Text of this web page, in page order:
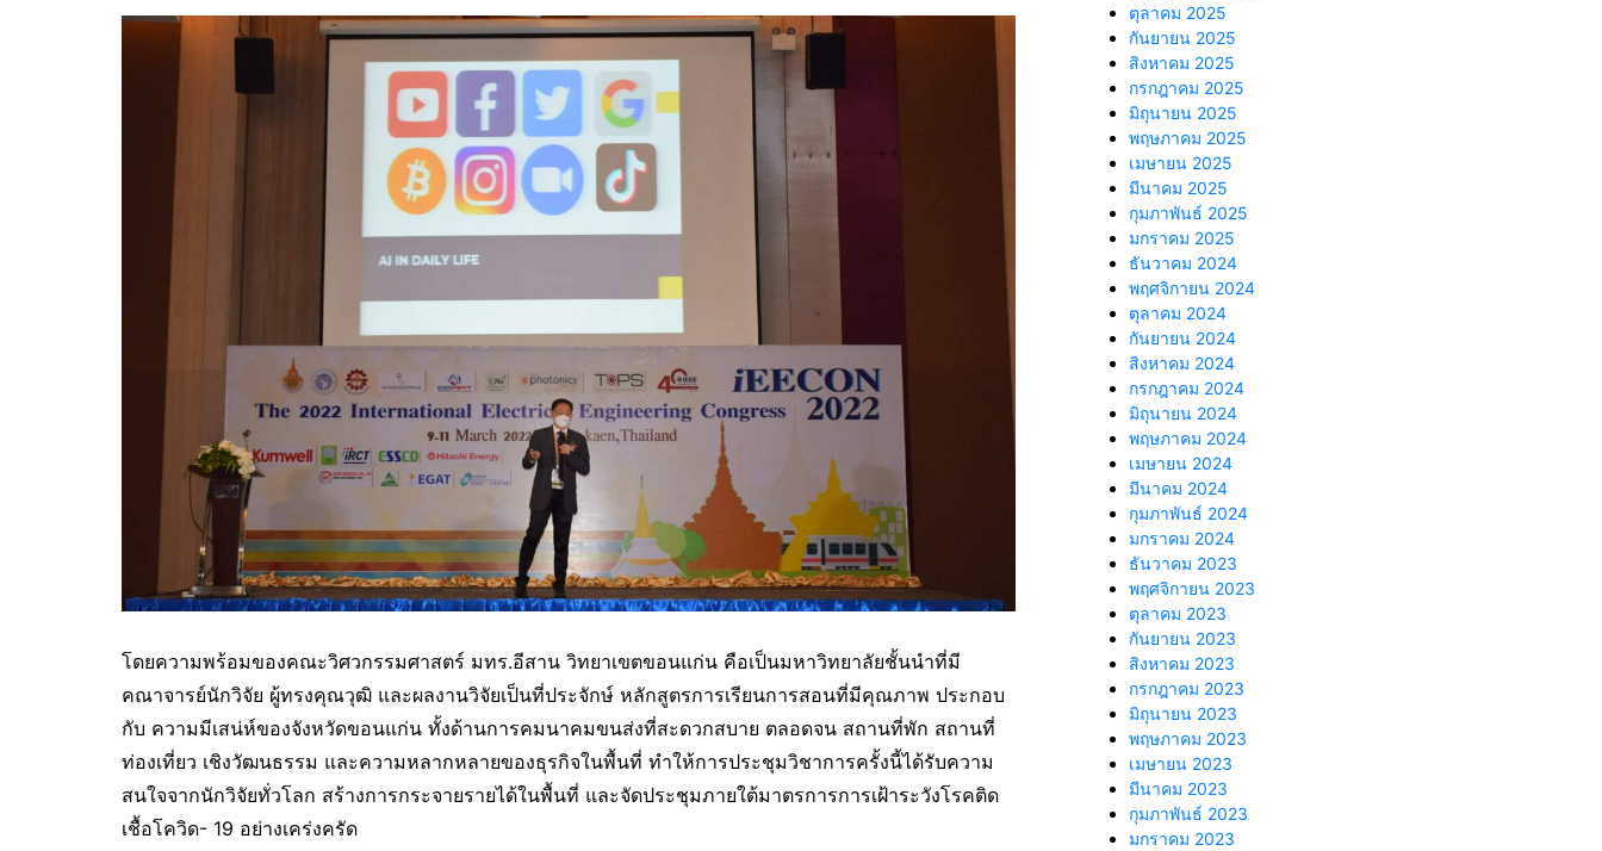
โดยความพร้อมของคณะวิศวกรรมศาสตร์ มทร.อีสาน วิทยาเขตขอนแก่น คือเป็นมหาวิทยาลัยชั้นนำที่มี
คณาจารย์นักวิจัย ผู้ทรงคุณวุฒิ และผลงานวิจัยเป็นที่ประจักษ์ หลักสูตรการเรียนการสอนที่มีคุณภาพ ประกอบ
กับ ความมีเสน่ห์ของจังหวัดขอนแก่น ทั้งด้านการคมนาคมขนส่งที่สะดวกสบาย ตลอดจน สถานที่พัก สถานที่
ท่องเที่ยว เชิงวัฒนธรรม และความหลากหลายของธุรกิจในพื้นที่ ทำให้การประชุมวิชาการครั้งนี้ได้รับความ
สนใจจากนักวิจัยทั่วโลก สร้างการกระจายรายได้ในพื้นที่ และจัดประชุมภายใต้มาตรการการเฝ้าระวังโรคติด
เชื้อโควิด- 19 อย่างเคร่งครัด
ตุลาคม 2025
กันยายน 2025
สิงหาคม 2025
กรกฎาคม 2025
มิถุนายน 2025
พฤษภาคม 2025
เมษายน 2025
มีนาคม 2025
กุมภาพันธ์ 2025
มกราคม 2025
ธันวาคม 2024
พฤศจิกายน 2024
ตุลาคม 2024
กันยายน 2024
สิงหาคม 2024
กรกฎาคม 2024
มิถุนายน 2024
พฤษภาคม 2024
เมษายน 2024
มีนาคม 2024
กุมภาพันธ์ 2024
มกราคม 2024
ธันวาคม 2023
พฤศจิกายน 2023
ตุลาคม 2023
กันยายน 2023
สิงหาคม 2023
กรกฎาคม 2023
มิถุนายน 2023
พฤษภาคม 2023
เมษายน 2023
มีนาคม 2023
กุมภาพันธ์ 2023
มกราคม 2023